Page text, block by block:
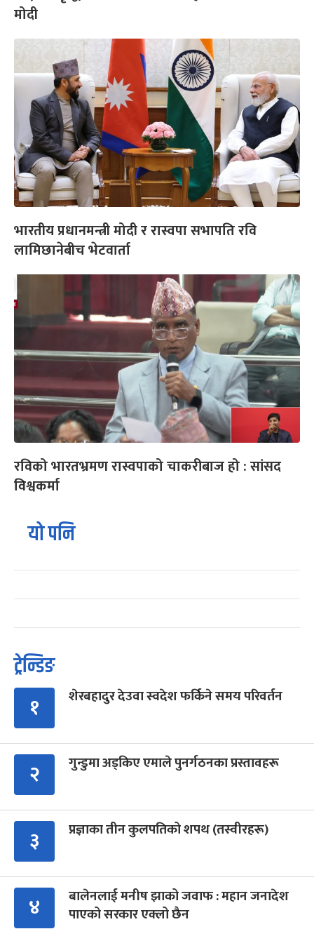
मोदी
भारतीय प्रधानमन्त्री मोदी र रास्वपा सभापति रवि
लामिछानेबीच भेटवार्ता
रविको भारतभ्रमण रास्वपाको चाकरीबाज हो : सांसद
विश्वकर्मा
यो पनि
ट्रेन्डिङ
१ शेरबहादुर देउवा स्वदेश फर्किने समय परिवर्तन
२ गुन्डुमा अड्किए एमाले पुनर्गठनका प्रस्तावहरू
३ प्रज्ञाका तीन कुलपतिको शपथ (तस्वीरहरू)
४
बालेनलाई मनीष झाको जवाफ : महान जनादेश
पाएको सरकार एक्लो छैन